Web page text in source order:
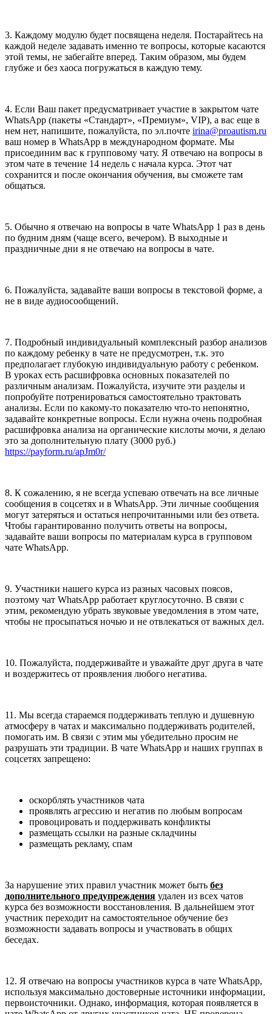
3. Каждому модулю будет посвящена неделя. Постарайтесь на
каждой неделе задавать именно те вопросы, которые касаются
этой темы, не забегайте вперед. Таким образом, мы будем
глубже и без хаоса погружаться в каждую тему.
4. Если Ваш пакет предусматривает участие в закрытом чате
WhatsApp (пакеты «Стандарт», «Премиум», VIP), а вас еще в
нем нет, напишите, пожалуйста, по эл.почте irina@proautism.ru
ваш номер в WhatsApp в международном формате. Мы
присоединим вас к групповому чату. Я отвечаю на вопросы в
этом чате в течение 14 недель с начала курса. Этот чат
сохранится и после окончания обучения, вы сможете там
общаться.
5. Обычно я отвечаю на вопросы в чате WhatsApp 1 раз в день
по будним дням (чаще всего, вечером). В выходные и
праздничные дни я не отвечаю на вопросы в чате.
6. Пожалуйста, задавайте ваши вопросы в текстовой форме, а
не в виде аудиосообщений.
7. Подробный индивидуальный комплексный разбор анализов
по каждому ребенку в чате не предусмотрен, т.к. это
предполагает глубокую индивидуальную работу с ребенком.
В уроках есть расшифровка основных показателей по
различным анализам. Пожалуйста, изучите эти разделы и
попробуйте потренироваться самостоятельно трактовать
анализы. Если по какому-то показателю что-то непонятно,
задавайте конкретные вопросы. Если нужна очень подробная
расшифровка анализа на органические кислоты мочи, я делаю
это за дополнительную плату (3000 руб.)
https://payform.ru/apJm0r/
8. К сожалению, я не всегда успеваю отвечать на все личные
сообщения в соцсетях и в WhatsApp. Эти личные сообщения
могут затеряться и остаться непрочитанными или без ответа.
Чтобы гарантированно получить ответы на вопросы,
задавайте ваши вопросы по материалам курса в групповом
чате WhatsApp.
9. Участники нашего курса из разных часовых поясов,
поэтому чат WhatsApp работает круглосуточно. В связи с
этим, рекомендую убрать звуковые уведомления в этом чате,
чтобы не просыпаться ночью и не отвлекаться от важных дел.
10. Пожалуйста, поддерживайте и уважайте друг друга в чате
и воздержитесь от проявления любого негатива.
11. Мы всегда стараемся поддерживать теплую и душевную
атмосферу в чатах и максимально поддерживать родителей,
помогать им. В связи с этим мы убедительно просим не
разрушать эти традиции. В чате WhatsApp и наших группах в
соцсетях запрещено:
оскорблять участников чата
проявлять агрессию и негатив по любым вопросам
провоцировать и поддерживать конфликты
размещать ссылки на разные складчины
размещать рекламу, спам
За нарушение этих правил участник может быть без
дополнительного предупреждения удален из всех чатов
курса без возможности восстановления. В дальнейшем этот
участник переходит на самостоятельное обучение без
возможности задавать вопросы и участвовать в общих
беседах.
12. Я отвечаю на вопросы участников курса в чате WhatsApp,
используя максимально достоверные источники информации,
первоисточники. Однако, информация, которая появляется в